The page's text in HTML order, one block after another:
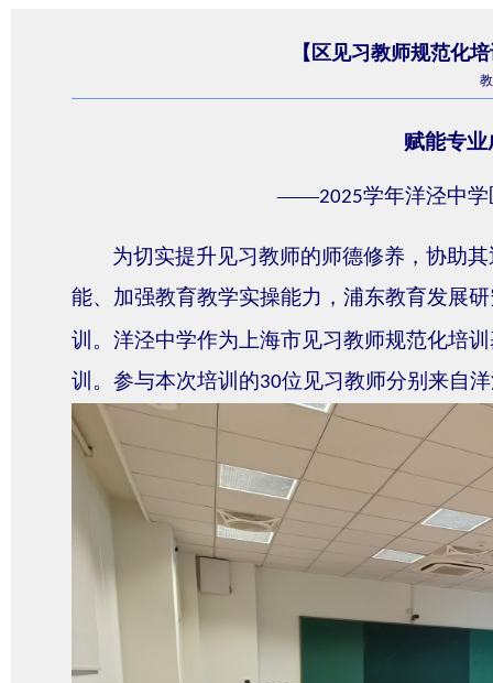
【区见习教师规范化
赋能专
——2025学年洋泾中
为切实提升见习教师的师德修养，协助
能、加强教育教学实操能力，浦东教育发展
训。洋泾中学作为上海市见习教师规范化培
训。参与本次培训的30位见习教师分别来自